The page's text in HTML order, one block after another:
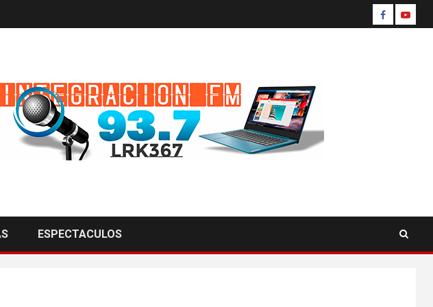
ESPECTACULOS